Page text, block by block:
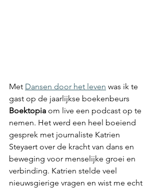
Met Dansen door het leven was ik te
gast op de jaarlijkse boekenbeurs
Boektopia om live een podcast op te
nemen. Het werd een heel boeiend
gesprek met journaliste Katrien
Steyaert over de kracht van dans en
beweging voor menselijke groei en
verbinding. Katrien stelde veel
nieuwsgierige vragen en wist me echt